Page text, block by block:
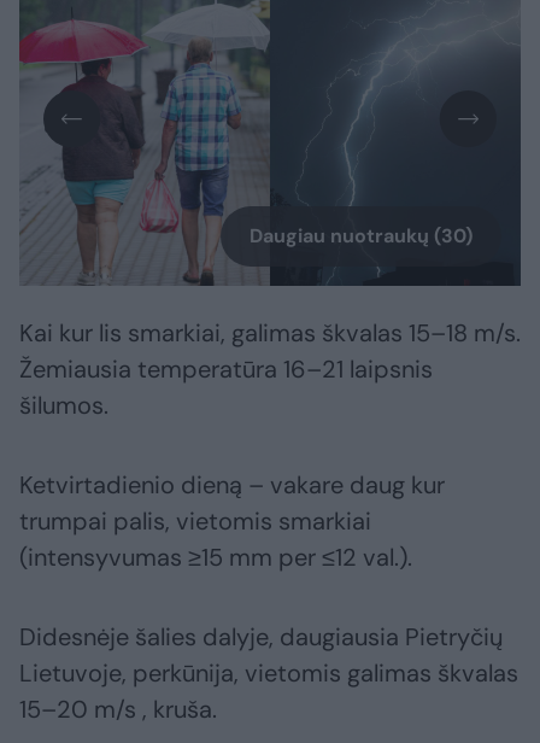
Daugiau nuotraukų (30)
Kai kur lis smarkiai, galimas škvalas 15–18 m/s.
Žemiausia temperatūra 16–21 laipsnis
šilumos.
Ketvirtadienio dieną – vakare daug kur
trumpai palis, vietomis smarkiai
(intensyvumas ≥15 mm per ≤12 val.).
Didesnėje šalies dalyje, daugiausia Pietryčių
Lietuvoje, perkūnija, vietomis galimas škvalas
15–20 m/s , kruša.